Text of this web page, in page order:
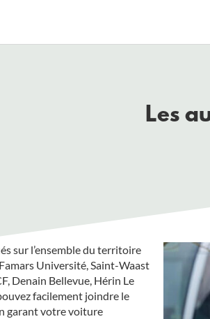
Les
sur l’ensemble du territoire
Université, Saint-Waast
Denain Bellevue, Hérin Le
facilement joindre le
garant votre voiture